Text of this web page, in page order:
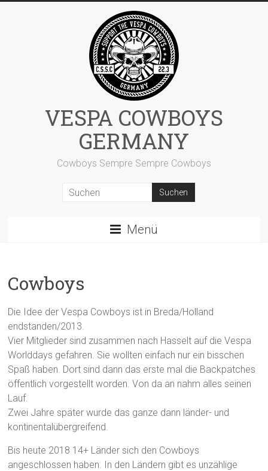
VESPA COWBOYS
GERMANY
Cowboys Sempre Sempre Cowboys
Menü
Cowboys
Die Idee der Vespa Cowboys ist in Breda/Holland
endstanden/2013.
Vier Mitglieder sind zusammen nach Hasselt auf die Vespa
Worlddays gefahren. Sie wollten einfach nur ein bisschen
Spaß haben. Dort sind dann das erste mal die Backpatches
öffentlich vorgestellt worden. Von da an nahm alles seinen
Lauf.
Zwei Jahre später wurde das ganze dann länder- und
kontinentalübergreifend.
Bis heute 2018 14+ Länder sich den Cowboys
angeschlossen haben. In den Ländern gibt es unzählige